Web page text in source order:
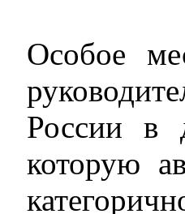
Особое
России в
которую